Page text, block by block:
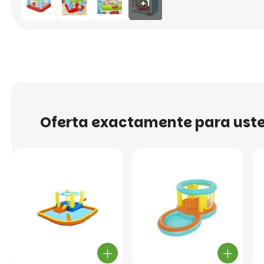
+1
Oferta exactamente para